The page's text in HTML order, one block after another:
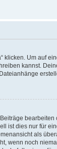
Um auf
kannst.
ist dies nur für
als
wenn noch